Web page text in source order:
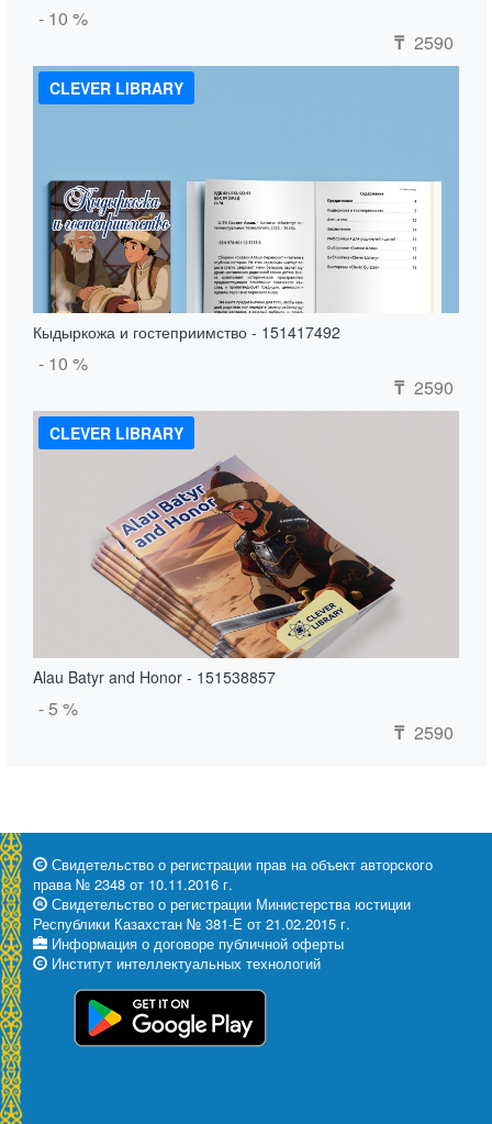
- 10 %
₸ 2590
CLEVER LIBRARY
Кыдыркожа и гостеприимство - 151417492
- 10 %
₸ 2590
CLEVER LIBRARY
Alau Batyr and Honor - 151538857
- 5 %
₸ 2590
Свидетельство о регистрации прав на объект авторского
права № 2348 от 10.11.2016 г.
Свидетельство о регистрации Министерства юстиции
Республики Казахстан № 381-Е от 21.02.2015 г.
Информация о договоре публичной оферты
Институт интеллектуальных технологий